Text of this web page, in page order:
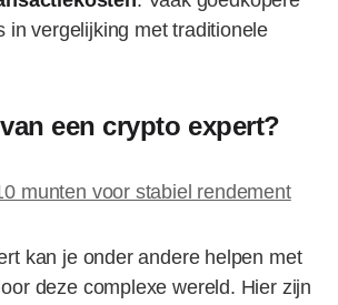
in vergelijking met traditionele
een crypto expert?
munten voor stabiel rendement
kan je onder andere helpen met
deze complexe wereld. Hier zijn